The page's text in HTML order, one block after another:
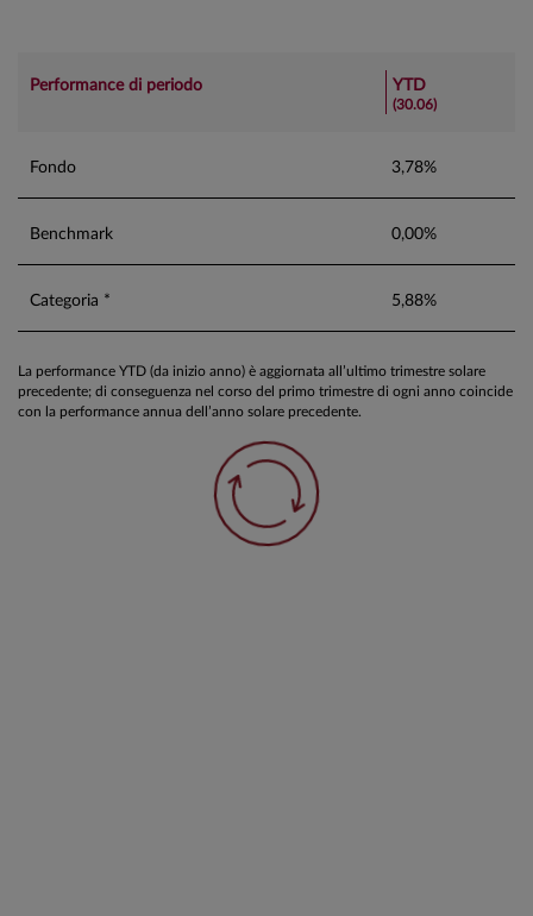
Performance di periodo YTD
(30.06)
Fondo 3,78%
Benchmark 0,00%
Categoria * 5,88%
La performance YTD (da inizio anno) è aggiornata all’ultimo trimestre solare
precedente; di conseguenza nel corso del primo trimestre di ogni anno coincide
con la performance annua dell’anno solare precedente.